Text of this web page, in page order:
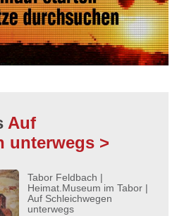
Auf
unterwegs >
Tabor Feldbach |
Heimat.Museum im Tabor |
Auf Schleichwegen
unterwegs